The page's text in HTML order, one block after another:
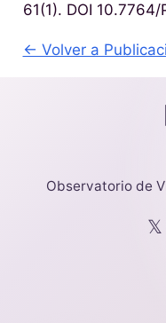
61(1). DOI 10.7764/
← Volver a
Observatorio de
𝕏